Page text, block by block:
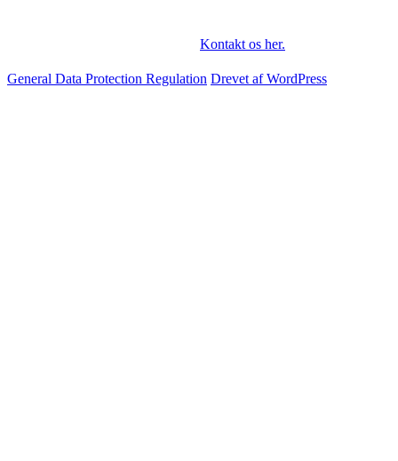
Kontakt os her.
General Data Protection Regulation Drevet af WordPress